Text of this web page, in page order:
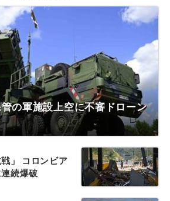
の軍施設上空に不審ドローン
戦」 コロンビア
続爆破